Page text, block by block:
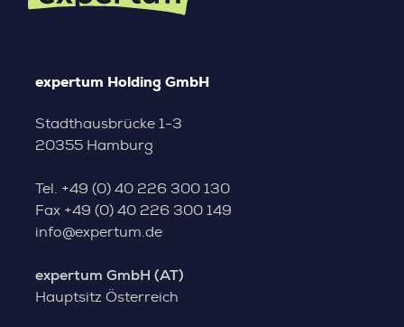
expertum Holding GmbH
Stadthausbrücke 1-3
20355 Hamburg
Tel. +49 (0) 40 226 300 130
Fax +49 (0) 40 226 300 149
info@expertum.de
expertum GmbH (AT)
Hauptsitz Österreich